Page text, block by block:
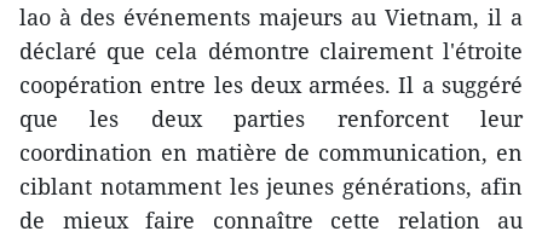
lao à des événements majeurs au Vietnam, il a
déclaré que cela démontre clairement l'étroite
coopération entre les deux armées. Il a suggéré
que les deux parties renforcent leur
coordination en matière de communication, en
ciblant notamment les jeunes générations, afin
de mieux faire connaître cette relation au